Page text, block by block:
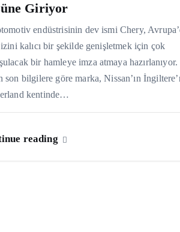
Giriyor
endüstrisinin dev ismi Chery,
kalıcı bir şekilde genişletmek için çok
bir hamleye imza atmaya hazırlanıyor.
son bilgilere göre marka, Nissan’ın
kentinde…
reading